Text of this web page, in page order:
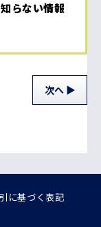
らない情報
次へ
に基づく表記